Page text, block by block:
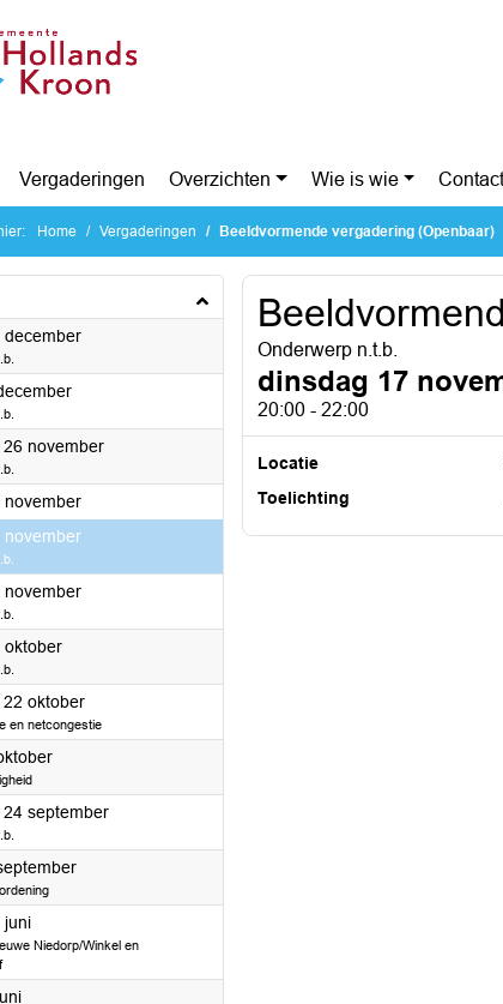
Vergaderingen Overzichten Wie is wie
Home Vergaderingen Beeldvormende vergadering (Openbaar)
december2026
2026
november2026
november2026
november2026
november2026
oktober2026
oktober2026
en netcongestie
2026
september2026
2026
juni2026
Niedorp/Winkel en
2026
Onderwerp n.t.b.
dinsdag 17
20:00 - 22:00
Locatie
Toelichting